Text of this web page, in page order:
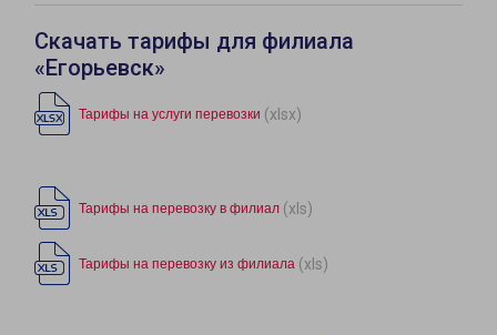
Скачать тарифы для филиала
«Егорьевск»
Тарифы на услуги перевозки (xlsx)
Тарифы на перевозку в филиал (xls)
Тарифы на перевозку из филиала (xls)